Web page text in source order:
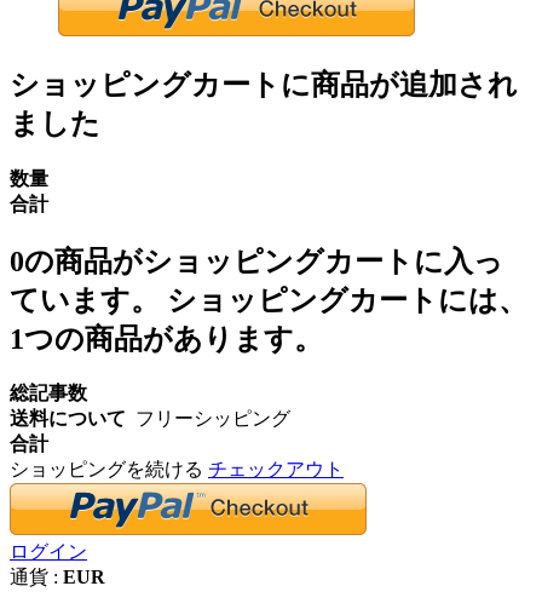
ショッピングカートに商品が追加され
ました
数量
合計
0の商品がショッピングカートに入っ
ています。 ショッピングカートには、
1つの商品があります。
総記事数
送料について フリーシッピング
合計
ショッピングを続ける チェックアウト
ログイン
通貨 : EUR